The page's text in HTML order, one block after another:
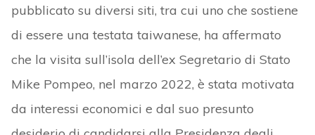
pubblicato su diversi siti, tra cui uno che sostiene
di essere una testata taiwanese, ha affermato
che la visita sull’isola dell’ex Segretario di Stato
Mike Pompeo, nel marzo 2022, è stata motivata
da interessi economici e dal suo presunto